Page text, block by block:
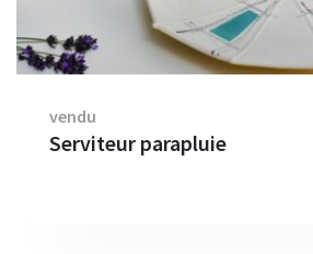
vendu
Serviteur parapluie